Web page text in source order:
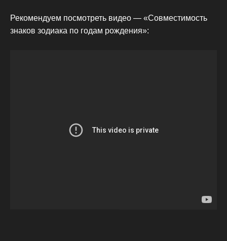
Рекомендуем посмотреть видео — «Совместимость
знаков зодиака по годам рождения»: